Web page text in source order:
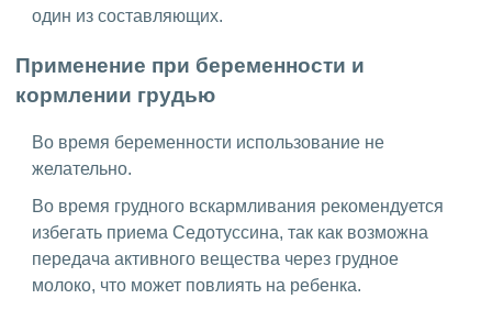
один из составляющих.
Применение при беременности и
кормлении грудью
Во время беременности использование не
желательно.
Во время грудного вскармливания рекомендуется
избегать приема Седотуссина, так как возможна
передача активного вещества через грудное
молоко, что может повлиять на ребенка.